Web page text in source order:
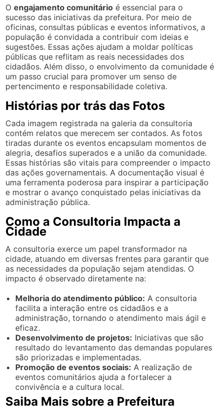
Oengajamento comunitário é essencial para o
sucesso das iniciativas da prefeitura. Por meio de
oficinas, consultas públicas e eventos informativos, a
população é convidada a contribuir com ideias e
sugestões. Essas ações ajudam a moldar políticas
públicas que reflitam as reais necessidades dos
cidadãos. Além disso, o envolvimento da comunidade é
um passo crucial para promover um senso de
pertencimento e responsabilidade coletiva.
Histórias por trás das Fotos
Cada imagem registrada na galeria da consultoria
contém relatos que merecem ser contados. As fotos
tiradas durante os eventos encapsulam momentos de
alegria, desafios superados e a união da comunidade.
Essas histórias são vitais para compreender o impacto
das ações governamentais. A documentação visual é
uma ferramenta poderosa para inspirar a participação
e mostrar o avanço conquistado pelas iniciativas da
administração pública.
Como a Consultoria Impacta a
Cidade
A consultoria exerce um papel transformador na
cidade, atuando em diversas frentes para garantir que
as necessidades da população sejam atendidas. O
impacto é observado diretamente na:
Melhoria do atendimento público: A consultoria
facilita a interação entre os cidadãos e a
administração, tornando o atendimento mais ágil e
eficaz.
Desenvolvimento de projetos: Iniciativas que são
resultado do levantamento das demandas populares
são priorizadas e implementadas.
Promoção de eventos sociais: A realização de
eventos comunitários ajuda a fortalecer a
convivência e a cultura local.
Saiba Mais sobre a Prefeitura